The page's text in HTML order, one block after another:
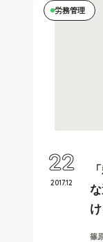
労務管理
篠
2017.12
22